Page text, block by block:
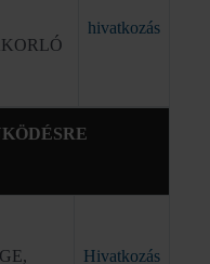
hivatkozás
Hivatkozás